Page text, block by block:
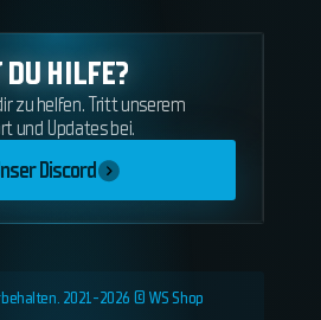
DU HILFE?
zu helfen. Tritt unserem
und Updates bei.
Discord
2021-2026 © WS Shop